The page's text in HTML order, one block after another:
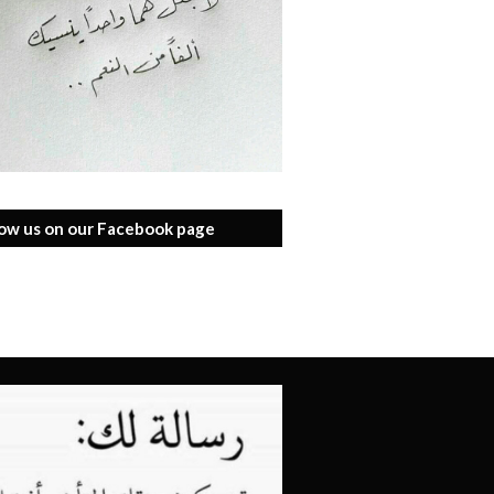
us on our Facebook page